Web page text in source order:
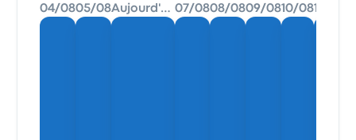
04/0805/08 Aujourd'hui 07/0808/0809/0810/0811/08